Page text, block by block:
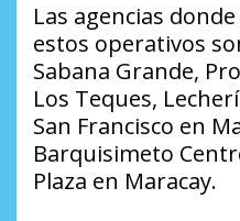
Las agencias
estos operativos
Sabana Grande,
Los Teques,
San Francisco en
Barquisimeto
Plaza en Maracay.